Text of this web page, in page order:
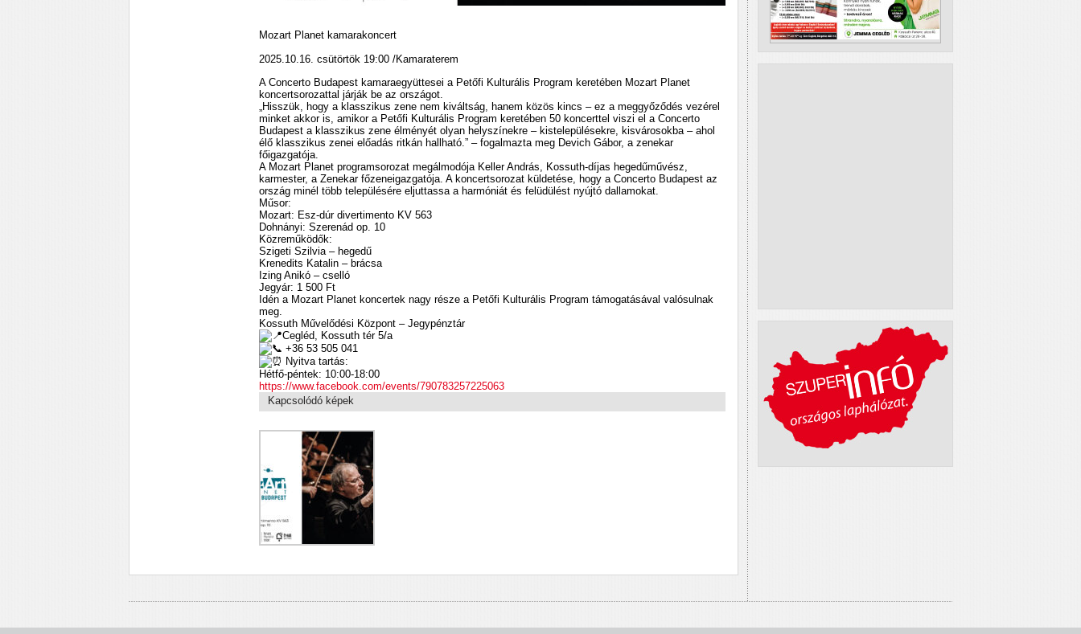
Mozart Planet kamarakoncert
2025.10.16. csütörtök 19:00 /Kamaraterem
A Concerto Budapest kamaraegyüttesei a Petőfi Kulturális Program keretében Mozart Planet
koncertsorozattal járják be az országot.
„Hisszük, hogy a klasszikus zene nem kiváltság, hanem közös kincs – ez a meggyőződés vezérel
minket akkor is, amikor a Petőfi Kulturális Program keretében 50 koncerttel viszi el a Concerto
Budapest a klasszikus zene élményét olyan helyszínekre – kistelepülésekre, kisvárosokba – ahol
élő klasszikus zenei előadás ritkán hallható.” – fogalmazta meg Devich Gábor, a zenekar
főigazgatója.
A Mozart Planet programsorozat megálmodója Keller András, Kossuth-díjas hegedűművész,
karmester, a Zenekar főzeneigazgatója. A koncertsorozat küldetése, hogy a Concerto Budapest az
ország minél több településére eljuttassa a harmóniát és felüdülést nyújtó dallamokat.
Műsor:
Mozart: Esz-dúr divertimento KV 563
Dohnányi: Szerenád op. 10
Közreműködők:
Szigeti Szilvia – hegedű
Krenedits Katalin – brácsa
Izing Anikó – cselló
Jegyár: 1 500 Ft
Idén a Mozart Planet koncertek nagy része a Petőfi Kulturális Program támogatásával valósulnak
meg.
Kossuth Művelődési Központ – Jegypénztár
Cegléd, Kossuth tér 5/a
+36 53 505 041
Nyitva tartás:
Hétfő-péntek: 10:00-18:00
https://www.facebook.com/events/790783257225063
Kapcsolódó képek